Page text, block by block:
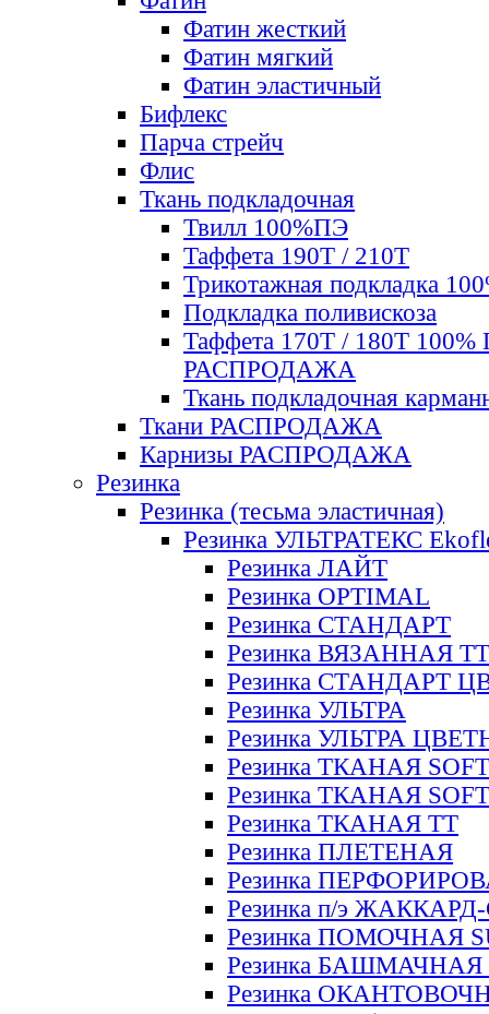
Фатин жесткий
Фатин мягкий
Фатин элаcтичный
Бифлекс
Парча стрейч
Флис
Ткань подкладочная
Твилл 100%ПЭ
Таффета 190Т / 210Т
Трикотажная подкладка
Подкладка поливискоза
Таффета 170Т / 180Т 100%
РАСПРОДАЖА
Ткань подкладочная
Ткани РАСПРОДАЖА
Карнизы РАСПРОДАЖА
Резинка
Резинка (тесьма эластичная)
Резинка УЛЬТРАТЕКС
Резинка ЛАЙТ
Резинка OPTIMAL
Резинка СТАНДАРТ
Резинка ВЯЗАННАЯ ТТ
Резинка СТАНДАРТ
Резинка УЛЬТРА
Резинка УЛЬТРА
Резинка ТКАНАЯ SOFT
Резинка ТКАНАЯ
Резинка ТКАНАЯ ТТ
Резинка ПЛЕТЕНАЯ
Резинка
Резинка п/э
Резинка ПОМОЧНАЯ
Резинка БАШМАЧНАЯ
Резинка